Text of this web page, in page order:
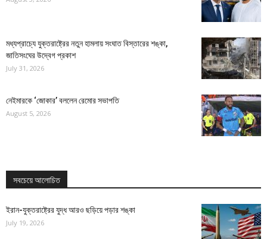
মধ্যপ্রাচ্যে যুক্তরাষ্ট্রের নতুন হামলায় সংঘাত বিস্তারের শঙ্কা,
জাতিসংঘের উদ্বেগ প্রকাশ
July 31, 2026
নেইমারকে ‘জোকার’ বললেন রেমোর সভাপতি
August 5, 2026
সবচেয়ে আলোচিত
ইরান-যুক্তরাষ্ট্রের যুদ্ধ আরও ছড়িয়ে পড়ার শঙ্কা
July 19, 2026